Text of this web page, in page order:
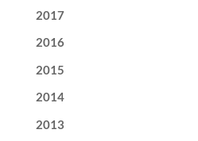
2017
2016
2015
2014
2013